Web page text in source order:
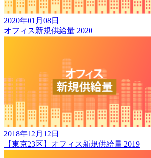
2020年01月08日
オフィス新規供給量 2020
2018年12月12日
【東京23区】オフィス新規供給量 2019